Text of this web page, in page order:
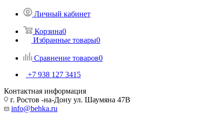
Личный кабинет
Корзина0
Избранные товары0
Сравнение товаров0
+7 938 127 3415
Контактная информация
г. Ростов -на-Дону ул. Шаумяна 47В
info@behka.ru